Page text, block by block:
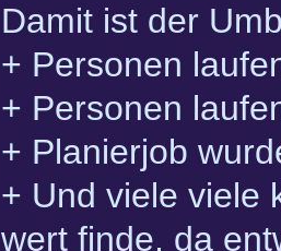
Damit ist der
+ Personen
+ Personen
+ Planierjob
+ Und viele viele
wert finde, da